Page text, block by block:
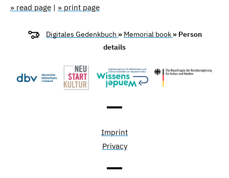
» read page | » print page
Digitales Gedenkbuch » Memorial book » Person
details
Imprint
Privacy